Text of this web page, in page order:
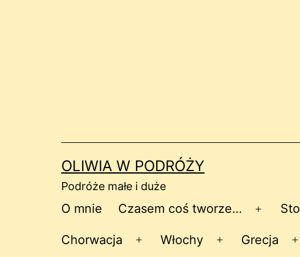
OLIWIA W PODRÓŻY
Podróże małe i duże
O mnie Czasem coś tworze…
Rozwiń
menu
Chorwacja
Rozwiń
Włochy
Rozwiń
Grecja